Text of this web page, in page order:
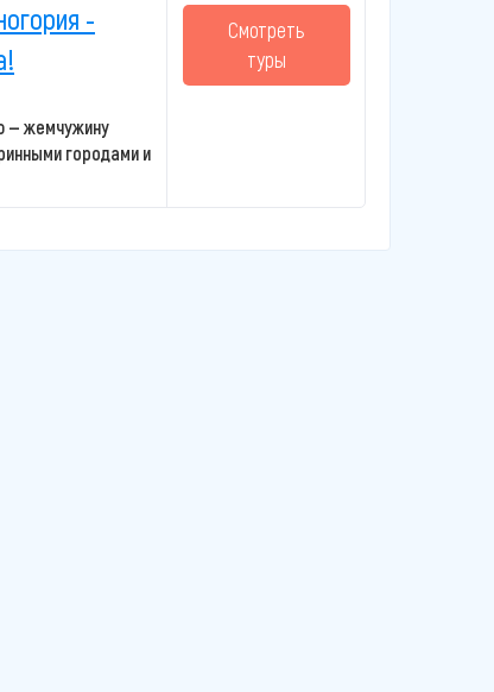
-
— жемчужину
городами и
Смотреть
туры